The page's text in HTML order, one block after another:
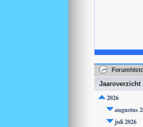
Jaaroverzicht
2026
augustus
juli 2026